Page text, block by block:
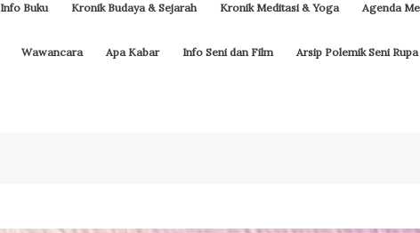
Info Buku Kronik Budaya & Sejarah Kronik Meditasi & Yoga Agenda
Wawancara Apa Kabar Info Seni dan Film Arsip Polemik Seni Rupa